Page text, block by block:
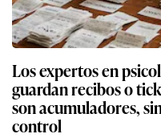
Los expertos en
guardan recibos o
son acumuladores,
control